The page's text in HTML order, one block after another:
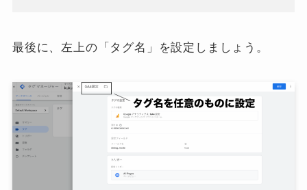
最後に、左上の「タグ名」を設定しましょう。